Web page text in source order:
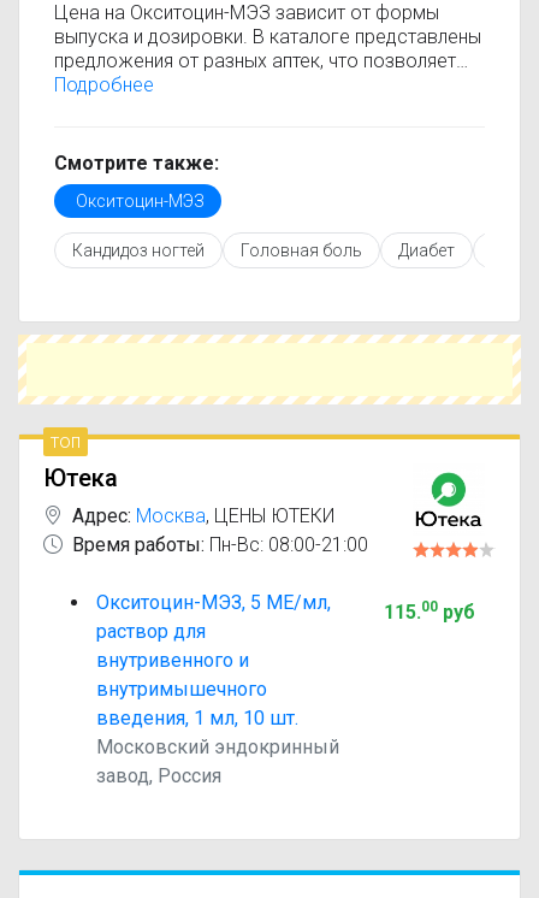
Цена на Окситоцин-МЭЗ зависит от формы
выпуска и дозировки. В каталоге представлены
предложения от разных аптек, что позволяет
быстро найти, где купить Окситоцин-МЭЗ по
только актуальные данные.
Перед покупкой рекомендуется ознакомиться с
инструкцией по применению, показаниями и
противопоказаниями. При необходимости вы
можете подобрать аналоги Окситоцин-МЭЗ с
Чтобы купить Окситоцин-МЭЗ в ближайшей
аптеке, укажите свой город и сравните
и выбрать оптимальный вариант по цене и
наличию.
Подробнее
Смотрите также:
Окситоцин-МЭЗ
Кандидоз ногтей Головная боль Диабет
топ
Ютека
Адрес: Москва, ЦЕНЫ ЮТЕКИ
Время работы: Пн-Вс: 08:00-21:00
Окситоцин-МЭЗ, 5 МЕ/мл,
раствор для
внутривенного и
внутримышечного
введения, 1 мл, 10 шт.
Московский эндокринный
завод, Россия
115.00руб